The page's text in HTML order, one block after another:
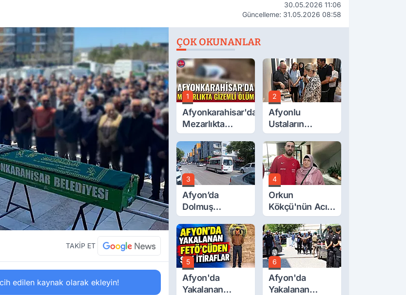
30.05.2026 11:06
Güncelleme: 31.05.2026 08:58
TAKİP ET
edilen kaynak olarak ekleyin!
ÇOK OKUNANLAR
1
Afyonkarahisar'da
Mezarlıkta
Gizemli Ölüm
2
Afyonlu
Ustaların
Eserleri
Görücüye Çıktı
3
Afyon’da
Dolmuş
Ücretlerine
Yüzde 40 Zam
Talebi
4
Orkun
Kökçü'nün Acı
Günü... Cenaze
Namazı
Emirdağ'da
5
Afyon'da
Yakalanan
6
Afyon'da
Yakalanan